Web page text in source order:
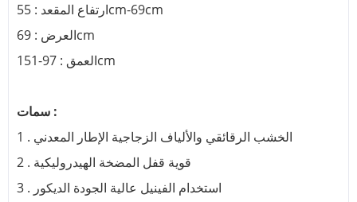
ارتفاع المقعد : 55cm-69cm
العرض : 69cm
العمق : 97-151cm
سمات :
1 . الخشب الرقائقي والألياف الزجاجية الإطار المعدني
2 . قوية قفل المضخة الهيدروليكية
3 . استخدام الفينيل عالية الجودة الديكور